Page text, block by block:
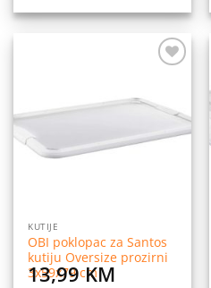
listu
želja
KUTIJE
OBI poklopac za Santos
kutiju Oversize prozirni
3x59x79 cm
13,99KM